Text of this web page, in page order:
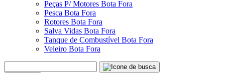
Peças P/ Motores Bota Fora
Pesca Bota Fora
Rotores Bota Fora
Salva Vidas Bota Fora
Tanque de Combustível Bota Fora
Veleiro Bota Fora